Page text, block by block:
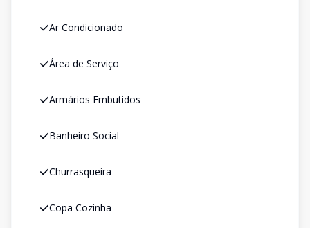
Ar Condicionado
Área de Serviço
Armários Embutidos
Banheiro Social
Churrasqueira
Copa Cozinha